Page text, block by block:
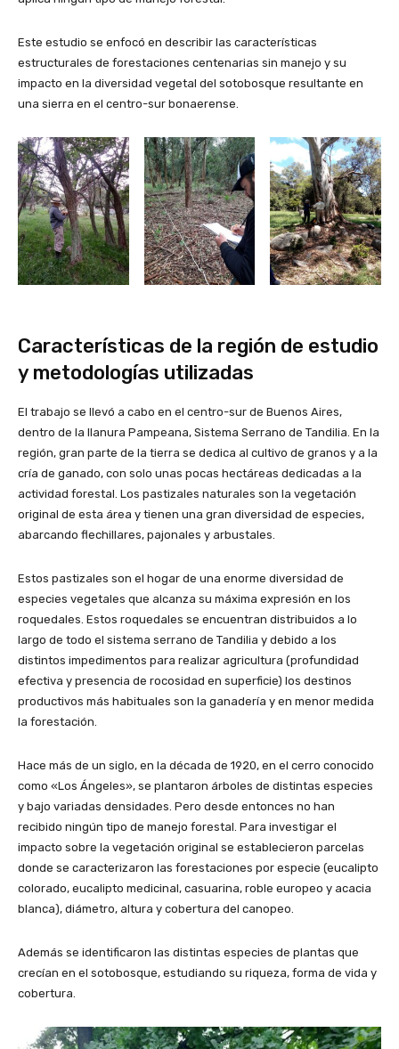
Este estudio se enfocó en describir las características
estructurales de forestaciones centenarias sin manejo y su
impacto en la diversidad vegetal del sotobosque resultante en
una sierra en el centro-sur bonaerense.
Características de la región de estudio
y metodologías utilizadas
El trabajo se llevó a cabo en el centro-sur de Buenos Aires,
dentro de la llanura Pampeana, Sistema Serrano de Tandilia. En la
región, gran parte de la tierra se dedica al cultivo de granos y a la
cría de ganado, con solo unas pocas hectáreas dedicadas a la
actividad forestal. Los pastizales naturales son la vegetación
original de esta área y tienen una gran diversidad de especies,
abarcando flechillares, pajonales y arbustales.
Estos pastizales son el hogar de una enorme diversidad de
especies vegetales que alcanza su máxima expresión en los
roquedales. Estos roquedales se encuentran distribuidos a lo
largo de todo el sistema serrano de Tandilia y debido a los
distintos impedimentos para realizar agricultura (profundidad
efectiva y presencia de rocosidad en superficie) los destinos
productivos más habituales son la ganadería y en menor medida
la forestación.
Hace más de un siglo, en la década de 1920, en el cerro conocido
como «Los Ángeles», se plantaron árboles de distintas especies
y bajo variadas densidades. Pero desde entonces no han
recibido ningún tipo de manejo forestal. Para investigar el
impacto sobre la vegetación original se establecieron parcelas
donde se caracterizaron las forestaciones por especie (eucalipto
colorado, eucalipto medicinal, casuarina, roble europeo y acacia
blanca), diámetro, altura y cobertura del canopeo.
Además se identificaron las distintas especies de plantas que
crecían en el sotobosque, estudiando su riqueza, forma de vida y
cobertura.